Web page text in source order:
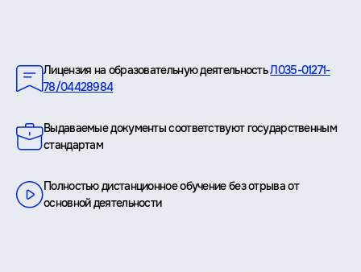
Лицензия на образовательную деятельностьЛ035-01271-
78/04428984
Выдаваемые документы соответствуют государственным
стандартам
Полностью дистанционное обучение без отрыва от
основной деятельности